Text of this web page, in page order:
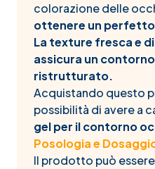
colorazione delle
ottenere un
La texture fresca e
assicura un
ristrutturato.
Acquistando questo
possibilità di avere a
gel per il contorno
Posologia e
Il prodotto può